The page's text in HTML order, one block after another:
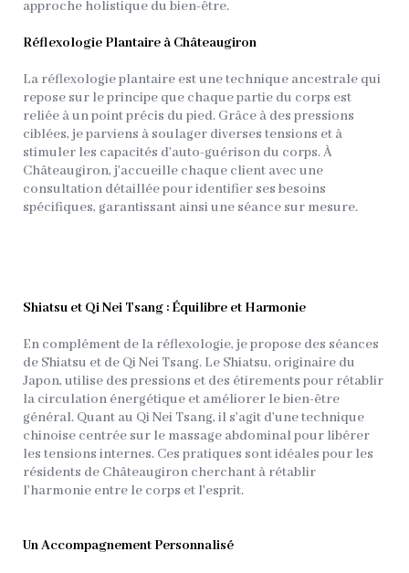
approche holistique du bien-être.
Réflexologie Plantaire à Châteaugiron
La réflexologie plantaire est une technique ancestrale qui
repose sur le principe que chaque partie du corps est
reliée à un point précis du pied. Grâce à des pressions
ciblées, je parviens à soulager diverses tensions et à
stimuler les capacités d'auto-guérison du corps. À
Châteaugiron, j'accueille chaque client avec une
consultation détaillée pour identifier ses besoins
spécifiques, garantissant ainsi une séance sur mesure.
Shiatsu et Qi Nei Tsang : Équilibre et Harmonie
En complément de la réflexologie, je propose des séances
de Shiatsu et de Qi Nei Tsang. Le Shiatsu, originaire du
Japon, utilise des pressions et des étirements pour rétablir
la circulation énergétique et améliorer le bien-être
général. Quant au Qi Nei Tsang, il s'agit d'une technique
chinoise centrée sur le massage abdominal pour libérer
les tensions internes. Ces pratiques sont idéales pour les
résidents de Châteaugiron cherchant à rétablir
l'harmonie entre le corps et l'esprit.
Un Accompagnement Personnalisé